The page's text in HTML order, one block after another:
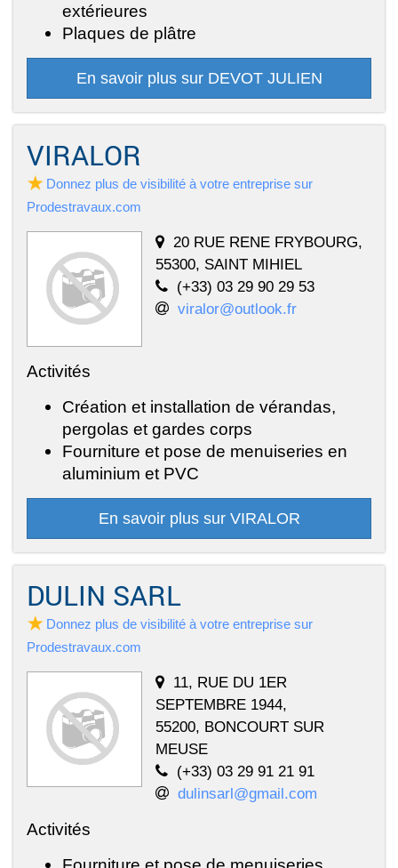
extérieures
Plaques de plâtre
En savoir plus sur DEVOT JULIEN
VIRALOR
Donnez plus de visibilité à votre entreprise sur
Prodestravaux.com
20 RUE RENE FRYBOURG,
55300, SAINT MIHIEL
(+33) 03 29 90 29 53
viralor@outlook.fr
Activités
Création et installation de vérandas,
pergolas et gardes corps
Fourniture et pose de menuiseries en
aluminium et PVC
En savoir plus sur VIRALOR
DULIN SARL
Donnez plus de visibilité à votre entreprise sur
Prodestravaux.com
11, RUE DU 1ER
SEPTEMBRE 1944,
55200, BONCOURT SUR
MEUSE
(+33) 03 29 91 21 91
dulinsarl@gmail.com
Activités